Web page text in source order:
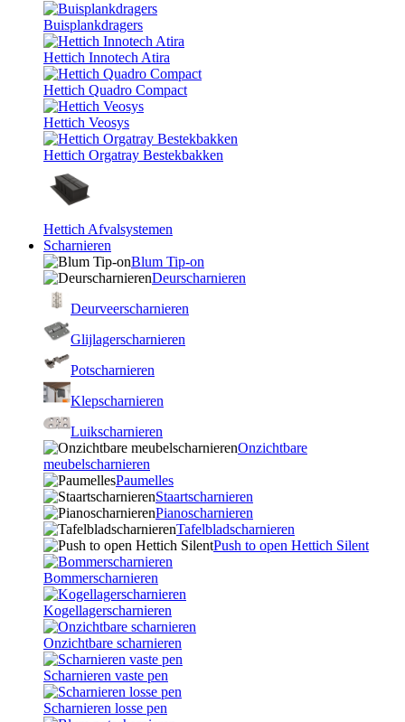
Buisplankdragers
Hettich Innotech Atira
Hettich Quadro Compact
Hettich Veosys
Hettich Orgatray Bestekbakken
Hettich Afvalsystemen
Scharnieren
Blum Tip-on
Deurscharnieren
Deurveerscharnieren
Glijlagerscharnieren
Potscharnieren
Klepscharnieren
Luikscharnieren
Onzichtbare
meubelscharnieren
Paumelles
Staartscharnieren
Pianoscharnieren
Tafelbladscharnieren
Push to open Hettich Silent
Bommerscharnieren
Kogellagerscharnieren
Onzichtbare scharnieren
Scharnieren vaste pen
Scharnieren losse pen